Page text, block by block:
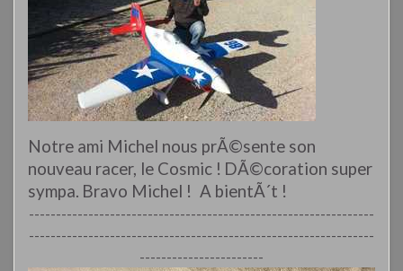
Notre ami Michel nous prÃ©sente son
nouveau racer, le Cosmic ! DÃ©coration super
sympa. Bravo Michel ! A bientÃ´t !
----------------------------------------------------------------
----------------------------------------------------------------
-----------------------